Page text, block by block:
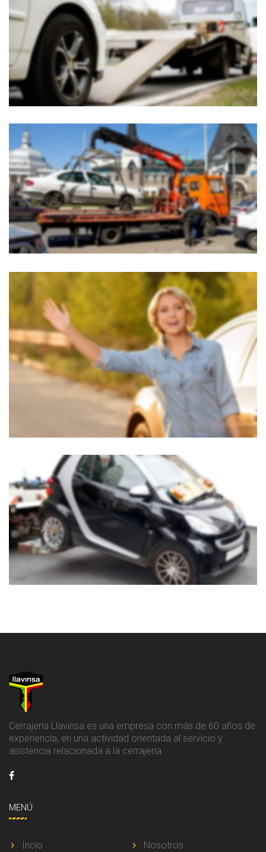
Cerrajería Llavinsa es una empresa con más de 60 años de
experiencia, en una actividad orientada al servicio y
asistencia relacionada a la cerrajería
MENÚ
Incio
Nosotros